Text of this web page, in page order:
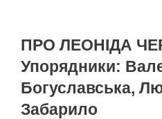
ПРО ЛЕОНІДА
Упорядники:
Богуславська,
Забарило